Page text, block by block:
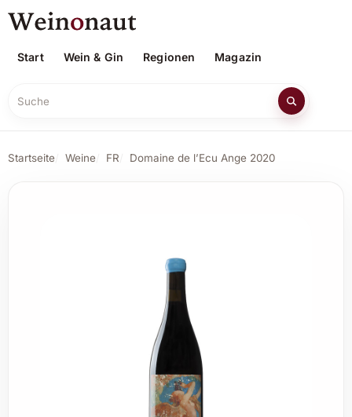
Start Wein & Gin Regionen Magazin
Suche
Startseite Weine FR Domaine de l’Ecu Ange 2020